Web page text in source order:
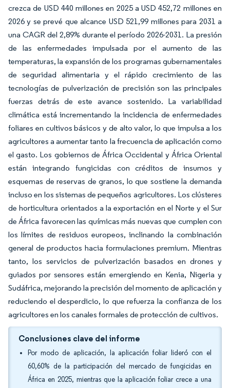
crezca de USD 440 millones en 2025 a USD 452,72 millones en
2026 y se prevé que alcance USD 521,99 millones para 2031 a
una CAGR del 2,89% durante el período 2026-2031. La presión
de las enfermedades impulsada por el aumento de las
temperaturas, la expansión de los programas gubernamentales
de seguridad alimentaria y el rápido crecimiento de las
tecnologías de pulverización de precisión son las principales
fuerzas detrás de este avance sostenido. La variabilidad
climática está incrementando la incidencia de enfermedades
foliares en cultivos básicos y de alto valor, lo que impulsa a los
agricultores a aumentar tanto la frecuencia de aplicación como
el gasto. Los gobiernos de África Occidental y África Oriental
están integrando fungicidas con créditos de insumos y
esquemas de reservas de granos, lo que sostiene la demanda
incluso en los sistemas de pequeños agricultores. Los clústeres
de horticultura orientados a la exportación en el Norte y el Sur
de África favorecen las químicas más nuevas que cumplen con
los límites de residuos europeos, inclinando la combinación
general de productos hacia formulaciones premium. Mientras
tanto, los servicios de pulverización basados en drones y
guiados por sensores están emergiendo en Kenia, Nigeria y
Sudáfrica, mejorando la precisión del momento de aplicación y
reduciendo el desperdicio, lo que refuerza la confianza de los
agricultores en los canales formales de protección de cultivos.
Conclusiones clave del informe
Por modo de aplicación, la aplicación foliar lideró con el
60,60% de la participación del mercado de fungicidas en
África en 2025, mientras que la aplicación foliar crece a una